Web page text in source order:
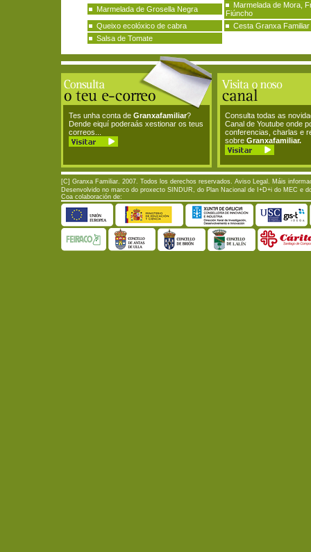
Marmelada de Grosella Negra
Marmelada de Mora,
Fiúncho
Queixo ecolóxico de cabra
Cesta Granxa Familiar
Salsa de Tomate
Tes unha conta de Granxafamiliar?
Dende eiquí poderaás xestionar os teus
correos...
Consulta todas as
Canal de Youtube onde
conferencias, charlas e
sobre Granxafamiliar.
[C] Granxa Familiar. 2007. Todos los derechos reservados. Aviso Legal . Máis
Desenvolvido no marco do proxecto SINDUR, do Plan Nacional de I+D+i do MEC e
Coa colaboración de: